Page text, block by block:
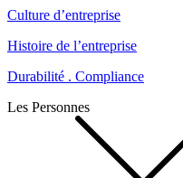
Culture d’entreprise
Histoire de l’entreprise
Durabilité . Compliance
Les Personnes